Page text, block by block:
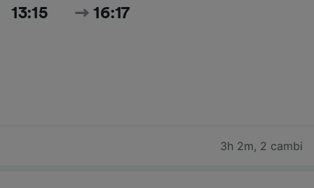
13:15 16:17
3h 2m, 2 cambi